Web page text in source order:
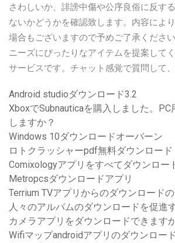
さわしいか、誹謗中傷や公序良俗に反す
ないかどうかを確認致します。内容によ
場合もございますので予めご了承くださ
ニーズにぴったりなアイテムを提案して
サービスです。チャット感覚で質問して
Android studioダウンロード3.2
XboxでSubnauticaを購入しました。PC
しますか？
Windows 10ダウンロードオーバーン
ロトクラッシャーpdf無料ダウンロード
Comixologyアプリをすべてダウンロー
Metropcsダウンロードアプリ
Terrium TVアプリからのダウンロード
人々のアルバムのダウンロードを促進
カメラアプリをダウンロードできます
Wifiマップandroidアプリのダウンロード